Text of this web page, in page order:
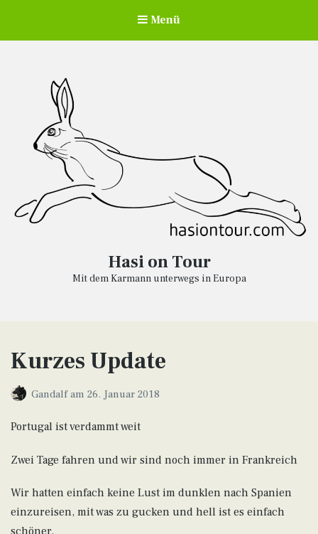
Menü
Hasi on Tour
Mit dem Karmann unterwegs in Europa
Kurzes Update
Gandalfam 26. Januar 2018
Portugal ist verdammt weit
Zwei Tage fahren und wir sind noch immer in Frankreich
Wir hatten einfach keine Lust im dunklen nach Spanien
einzureisen, mit was zu gucken und hell ist es einfach
schöner.